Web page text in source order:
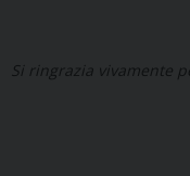
Si ringrazia vivamente